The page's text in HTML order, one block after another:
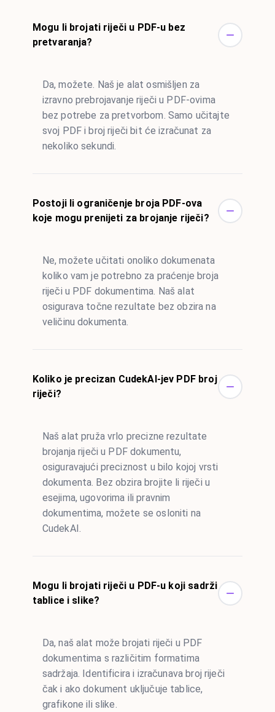
Mogu li brojati riječi u PDF-u bez
pretvaranja?
Da, možete. Naš je alat osmišljen za
izravno prebrojavanje riječi u PDF-ovima
bez potrebe za pretvorbom. Samo učitajte
svoj PDF i broj riječi bit će izračunat za
nekoliko sekundi.
Postoji li ograničenje broja PDF-ova
koje mogu prenijeti za brojanje riječi?
Ne, možete učitati onoliko dokumenata
koliko vam je potrebno za praćenje broja
riječi u PDF dokumentima. Naš alat
osigurava točne rezultate bez obzira na
veličinu dokumenta.
Koliko je precizan CudekAI-jev PDF broj
riječi?
Naš alat pruža vrlo precizne rezultate
brojanja riječi u PDF dokumentu,
osiguravajući preciznost u bilo kojoj vrsti
dokumenta. Bez obzira brojite li riječi u
esejima, ugovorima ili pravnim
dokumentima, možete se osloniti na
CudekAI.
Mogu li brojati riječi u PDF-u koji sadrži
tablice i slike?
Da, naš alat može brojati riječi u PDF
dokumentima s različitim formatima
sadržaja. Identificira i izračunava broj riječi
čak i ako dokument uključuje tablice,
grafikone ili slike.